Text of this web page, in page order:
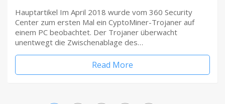
Hauptartikel Im April 2018 wurde vom 360 ​Security
Center zum ersten Mal ein CyptoMiner-Trojaner auf
einem PC beobachtet. Der Trojaner überwacht
unentwegt die Zwischenablage des…
Read More